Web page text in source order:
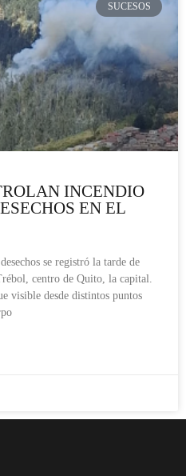
SUCESOS
INCENDIO
EN EL
se registró la tarde de
centro de Quito, la capital.
visible desde distintos puntos